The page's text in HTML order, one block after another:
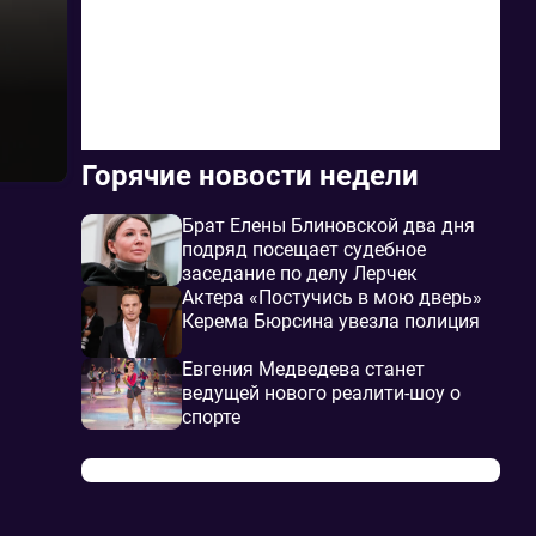
Горячие новости недели
Брат Елены Блиновской два дня
подряд посещает судебное
заседание по делу Лерчек
Актера «Постучись в мою дверь»
Керема Бюрсина увезла полиция
Евгения Медведева станет
ведущей нового реалити-шоу о
спорте